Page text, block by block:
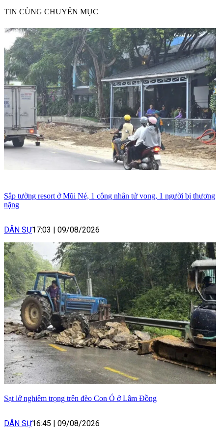
TIN CÙNG CHUYÊN MỤC
Sập tường resort ở Mũi Né, 1 công nhân tử vong, 1 người bị thương
nặng
DÂN SỰ17:03 09/08/2026
Sạt lở nghiêm trọng trên đèo Con Ó ở Lâm Đồng
DÂN SỰ16:45 09/08/2026